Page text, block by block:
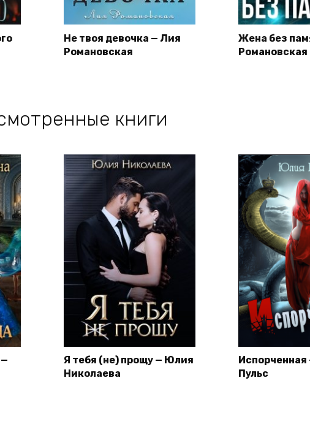
Не твоя девочка — Лия
Романовская
Жена без
Романовская
книги
Я тебя (не) прощу — Юлия
Николаева
Пульс